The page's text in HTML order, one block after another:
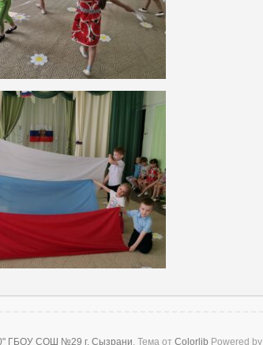
ГБОУ СОШ №29 г. Сызрани. Тема от Colorlib Powered by